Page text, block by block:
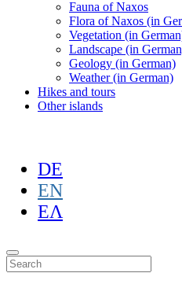
Fauna of Naxos
Flora of Naxos (in
Vegetation (in
Landscape (in
Geology (in German)
Weather (in German)
Hikes and tours
Other islands
DE
EN
ΕΛ